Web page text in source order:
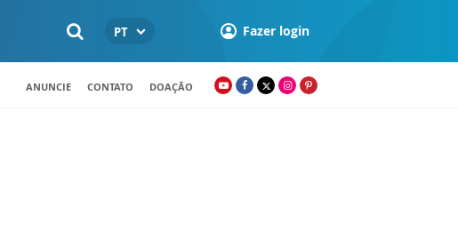
PT Fazer login
ANUNCIE CONTATO DOAÇÃO